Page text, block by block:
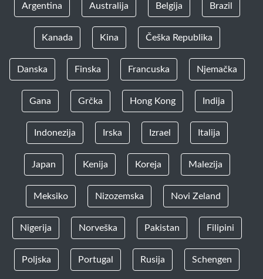
Argentina Australija Belgija Brazil
Kanada Kina Češka Republika
Danska Finska Francuska Njemačka
Gana Grčka Hong Kong Indija
Indonezija Irska Izrael Italija
Japan Kenija Koreja Malezija
Meksiko Nizozemska Novi Zeland
Nigerija Norveška Pakistan Filipini
Poljska Portugal Rusija Schengen